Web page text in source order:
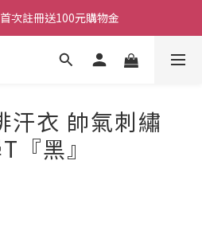
首次註冊送100元購物金
汗衣 帥氣刺繡
『黑』